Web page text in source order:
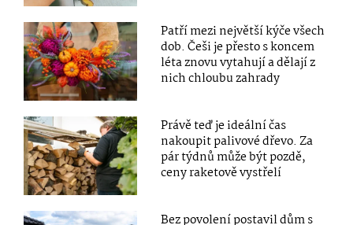
Patří mezi největší kýče všech
dob. Češi je přesto s koncem
léta znovu vytahují a dělají z
nich chloubu zahrady
Právě teď je ideální čas
nakoupit palivové dřevo. Za
pár týdnů může být pozdě,
ceny raketově vystřelí
Bez povolení postavil dům s